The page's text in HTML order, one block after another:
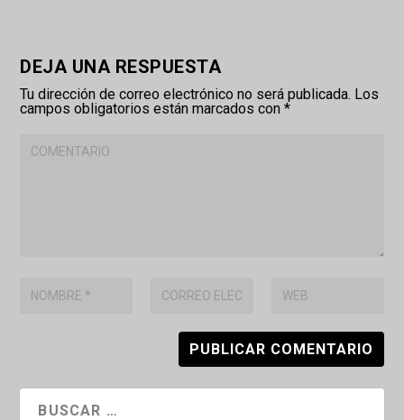
DEJA UNA RESPUESTA
Tu dirección de correo electrónico no será publicada. Los
campos obligatorios están marcados con*